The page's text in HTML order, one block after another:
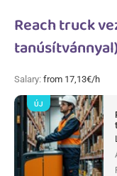
Reach truck
Salary: from 17,13€/h
ÚJ